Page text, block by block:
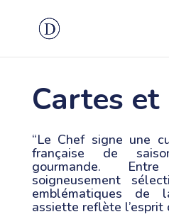
Cartes et
“Le Chef signe une
française de
gourmande.
soigneusement
emblématiques de
assiette reflète l’esprit